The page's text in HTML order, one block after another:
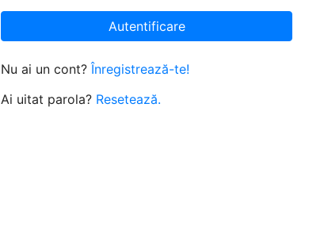
Autentificare
Nu ai un cont? Înregistrează-te!
Ai uitat parola? Resetează.